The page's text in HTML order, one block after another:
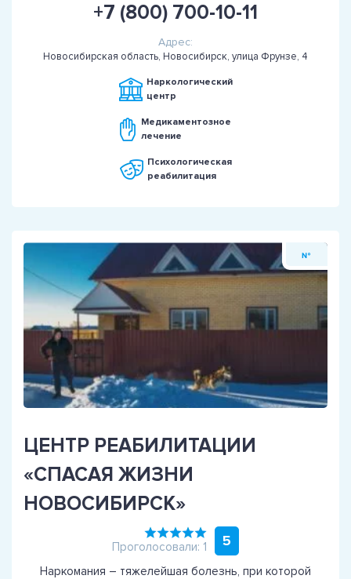
+7 (800) 700-10-11
Адрес:
Новосибирская область, Новосибирск, улица Фрунзе, 4
Наркологический
центр
Медикаментозное
лечение
Психологическая
реабилитация
№
ЦЕНТР РЕАБИЛИТАЦИИ
«СПАСАЯ ЖИЗНИ
НОВОСИБИРСК»
Проголосовали: 1 5
Наркомания – тяжелейшая болезнь, при которой